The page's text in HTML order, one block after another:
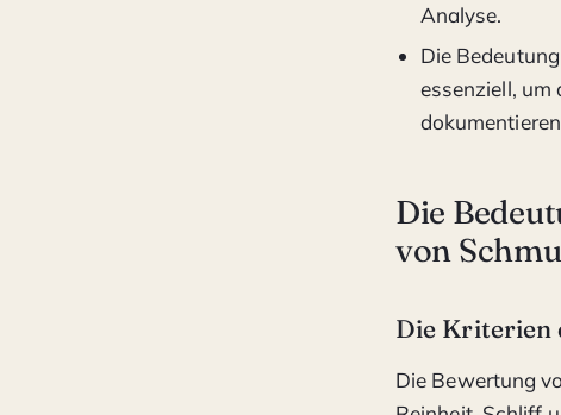
Analyse.
Die
essenziell, um
Die
von
Die Kriterien
Die Bewertung